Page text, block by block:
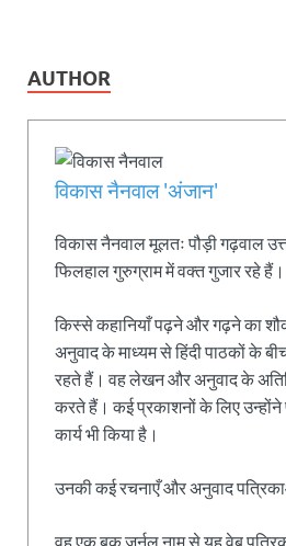
AUTHOR
विकास नैनवाल 'अंजान'
विकास नैनवाल मूलतः पौड़ी गढ़वाल
फिलहाल गुरुग्राम में वक्त गुजार रहे हैं।
किस्से कहानियाँ पढ़ने और गढ़ने का
अनुवाद के माध्यम से हिंदी पाठकों के
रहते हैं। वह लेखन और अनुवाद के
करते हैं। कई प्रकाशनों के लिए उन्होंने
कार्य भी किया है।
उनकी कई रचनाएँ और अनुवाद
वह एक बुक जर्नल नाम से यह वेब